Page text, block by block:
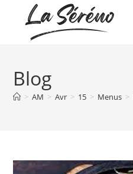
Blog
> AM > Avr > 15 > Menus >